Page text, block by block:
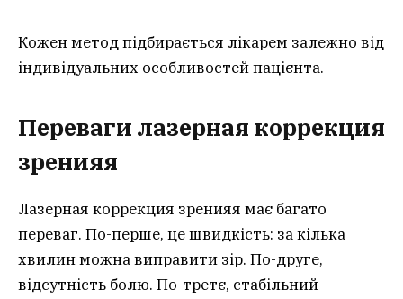
Кожен метод підбирається лікарем залежно від
індивідуальних особливостей пацієнта.
Переваги лазерная коррекция
зренияя
Лазерная коррекция зренияя має багато
переваг. По-перше, це швидкість: за кілька
хвилин можна виправити зір. По-друге,
відсутність болю. По-третє, стабільний